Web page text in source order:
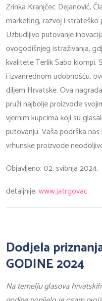
Zrinka Kranjčec Dejanović,
marketing, razvoj i strateško
Uzbudljivo putovanje
ovogodišnjeg istraživanja,
kvalitete Terlik Sabo klompi.
i izvanrednom udobnošću,
diljem Hrvatske. Ova
pruži najbolje proizvode
vjernim kupcima koji su
putovanju. Vaša podrška
vrhunske proizvode
Objavljeno: 02. svibnja 2024.
detaljnije; www.jatrgovac
Dodjela
GODINE 2024
Na temelju glasova